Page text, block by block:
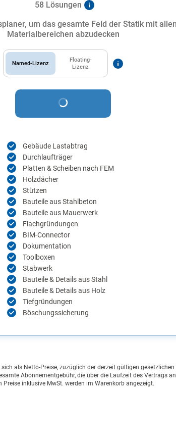
58 Lösungen
um das gesamte Feld der Statik mit
Materialbereichen abzudecken
Named-Lizenz
Floating-
Lizenz
Gebäude Lastabtrag
Durchlaufträger
Platten & Scheiben nach FEM
Holzdächer
Stützen
Bauteile aus Stahlbeton
Bauteile aus Mauerwerk
Flachgründungen
BIM-Connector
Dokumentation
Toolboxen
Stabwerk
Bauteile & Details aus Stahl
Bauteile & Details aus Holz
Tiefgründungen
Böschungssicherung
als Netto-Preise, zuzüglich der derzeit gültigen
Abonnementgebühr, die über die Laufzeit des Vertrags
Preise inklusive MwSt. werden im Warenkorb angezeigt.